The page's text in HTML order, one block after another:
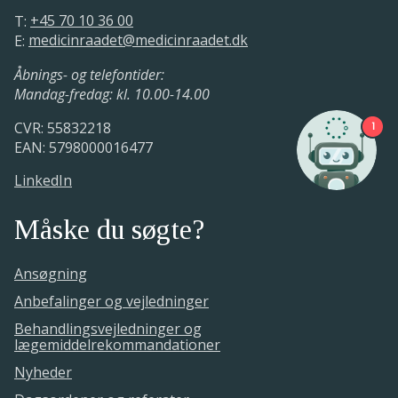
Medicinrådets udkast til vurderingen
af lægemidlets værdi er sendt i høring
hos ansøger
nyrecellekarcinom
9. august - 25. september 2019.
Medicinrådet har modtaget den
foreløbige ansøgning
T: +45 70 10 36 00
E: medicinraadet@medicinraadet.dk
Åbnings- og telefontider:
Mandag-fredag: kl. 10.00-14.00
CVR: 55832218
EAN: 5798000016477
LinkedIn
Måske du søgte?
Ansøgning
Anbefalinger og vejledninger
Behandlingsvejledninger og
lægemiddelrekommandationer
Nyheder
1